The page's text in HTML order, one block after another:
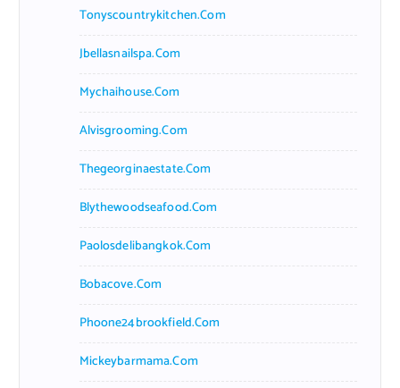
Tonyscountrykitchen.com
Jbellasnailspa.com
Mychaihouse.com
Alvisgrooming.com
Thegeorginaestate.com
Blythewoodseafood.com
Paolosdelibangkok.com
Bobacove.com
Phoone24brookfield.com
Mickeybarmama.com